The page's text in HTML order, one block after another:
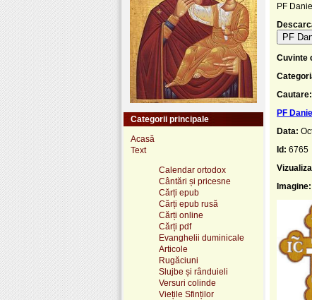
PF
PF
Cuvinte
Cautare:
PF
Data:
Id: 6765
Imagine:
Categorii principale
Acasă
Text
Calendar ortodox
Cântări și pricesne
Cărți epub
Cărți epub rusă
Cărți online
Cărți pdf
Evanghelii duminicale
Articole
Rugăciuni
Slujbe și rânduieli
Versuri colinde
Viețile Sfinților